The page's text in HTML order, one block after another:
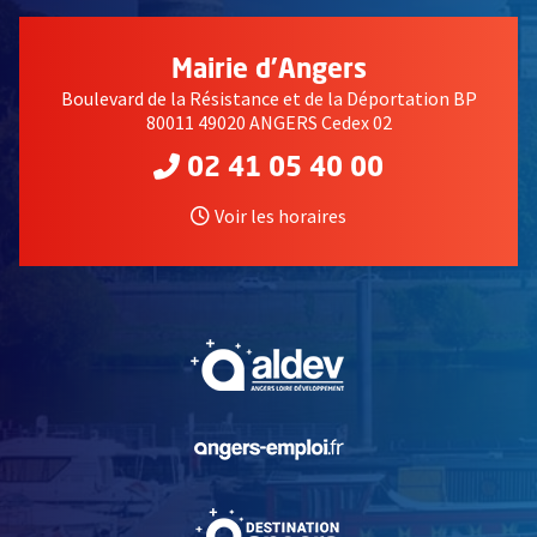
Mairie d'Angers
Boulevard de la Résistance et de la Déportation BP
80011 49020 ANGERS Cedex 02
02 41 05 40 00
Voir les horaires
, Ouvre une nouvelle